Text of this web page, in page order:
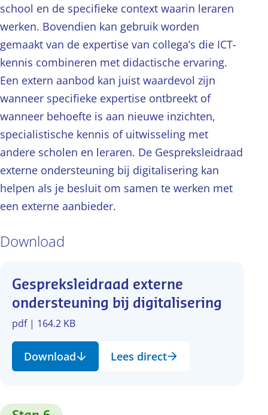
school en de specifieke context waarin leraren
werken. Bovendien kan gebruik worden
gemaakt van de expertise van collega’s die ICT-
kennis combineren met didactische ervaring.
Een extern aanbod kan juist waardevol zijn
wanneer specifieke expertise ontbreekt of
wanneer behoefte is aan nieuwe inzichten,
specialistische kennis of uitwisseling met
andere scholen en leraren. De Gespreksleidraad
externe ondersteuning bij digitalisering kan
helpen als je besluit om samen te werken met
een externe aanbieder.
Download
Gespreksleidraad externe
ondersteuning bij digitalisering
pdf | 164.2 KB
Download Lees direct